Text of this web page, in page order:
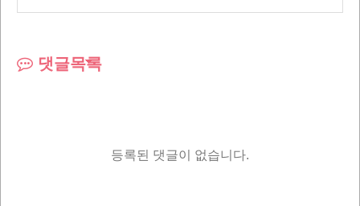
댓글목록
등록된 댓글이 없습니다.